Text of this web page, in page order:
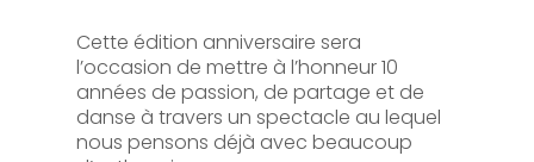
Cette édition anniversaire sera
l’occasion de mettre à l’honneur 10
années de passion, de partage et de
danse à travers un spectacle au lequel
nous pensons déjà avec beaucoup